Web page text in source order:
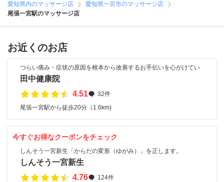
愛知県内のマッサージ店
愛知県一宮市のマッサージ店
尾張一宮駅のマッサージ店
お近くのお店
つらい痛み・症状の原因を根本から改善するお手伝いを心がけてい
田中健康院
4.51
32件
尾張一宮駅から徒歩20分（1.6km)
今すぐお得なクーポンをチェック
しんそう一宮新生「からだの変形（ゆがみ）」を正します。
しんそう一宮新生
4.76
124件